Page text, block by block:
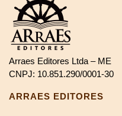
Arraes Editores Ltda – ME
CNPJ: 10.851.290/0001-30
ARRAES EDITORES